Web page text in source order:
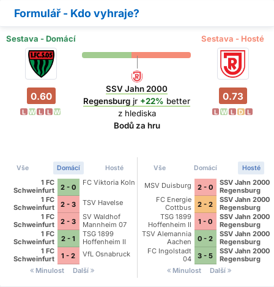
Formulář - Kdo vyhraje?
Sestava - Domácí Sestava - Hosté
0.60
L W L L W
SSV Jahn 2000
Regensburg jr +22% better
z hlediska
Bodů za hru
0.73
L W L D L
Vše Domácí Hosté
1 FC
Schweinfurt
1905
2 - 0
FC Viktoria Koln
1 FC
Schweinfurt
1905
2 - 3
TSV Havelse
1 FC
Schweinfurt
1905
2 - 3
SV Waldhof
Mannheim 07
1 FC
Schweinfurt
1905
2 - 1
TSG 1899
Hoffenheim II
1 FC
Schweinfurt
1905
1 - 2
VfL Osnabruck
Minulost
Další
Vše Domácí Hosté
MSV Duisburg 2 - 0
SSV Jahn 2000
Regensburg
FC Energie
Cottbus
2 - 2
SSV Jahn 2000
Regensburg
TSG 1899
Hoffenheim II
1 - 0
SSV Jahn 2000
Regensburg
TSV Alemannia
Aachen
0 - 2
SSV Jahn 2000
Regensburg
FC Ingolstadt
04
3 - 5
SSV Jahn 2000
Regensburg
Minulost
Další